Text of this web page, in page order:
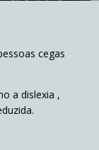
cegas
a dislexia ,